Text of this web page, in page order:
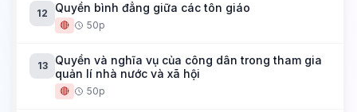
12 Quyền bình đẳng giữa các tôn giáo
🔴 50p
13
Quyền và nghĩa vụ của công dân trong tham gia
quản lí nhà nước và xã hội
🔴 50p